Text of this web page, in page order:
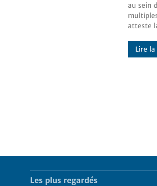
au sein
atteste la
Lire
Les plus regardés